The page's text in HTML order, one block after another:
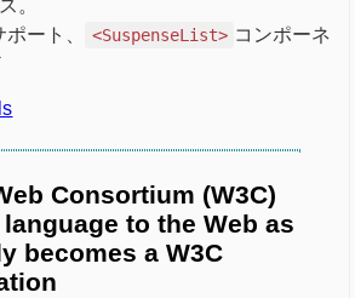
。
ート、
<SuspenseList> コンポーネ
Consortium (W3C)
to the Web as
becomes a W3C